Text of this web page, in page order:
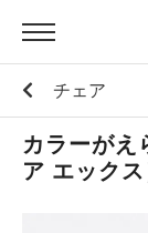
カテゴリー
ブランドから
チェア
カラーが
ア エック